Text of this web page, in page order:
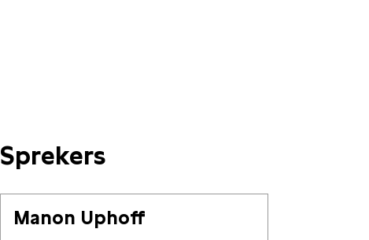
Sprekers
Manon Uphoff